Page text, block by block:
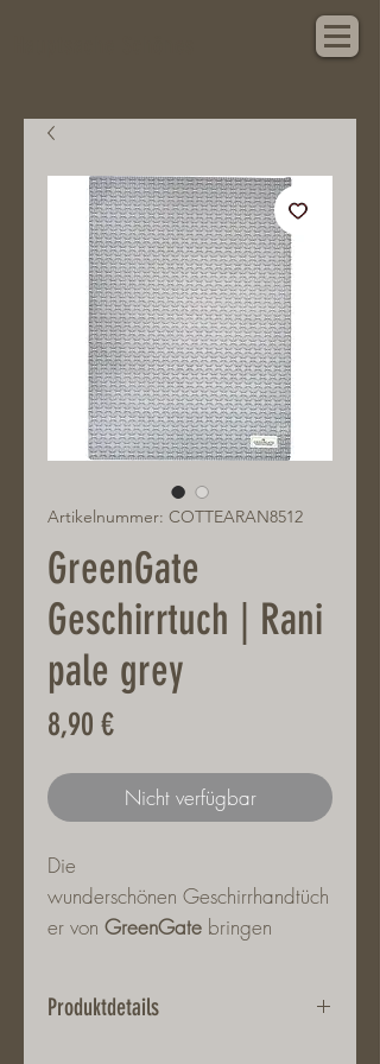
Artikelnummer: COTTEARAN8512
GreenGate
Geschirrtuch | Rani
pale grey
8,90 €Preis
Nicht verfügbar
Die
wunderschönen Geschirrhandtüch
er von GreenGate bringen
Hingucker auf dem Tisch, dem
Produktdetails